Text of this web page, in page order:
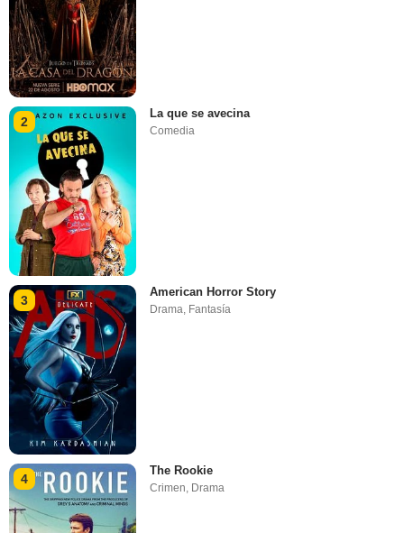
2
La que se avecina
Comedia
3
American Horror Story
Drama, Fantasía
4
The Rookie
Crimen, Drama